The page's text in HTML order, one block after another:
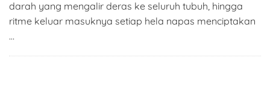
darah yang mengalir deras ke seluruh tubuh, hingga
ritme keluar masuknya setiap hela napas menciptakan
…